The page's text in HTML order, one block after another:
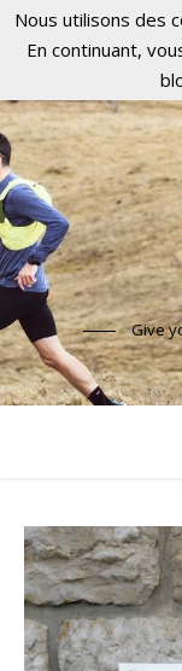
Give
Nous utilisons des
En continuant,